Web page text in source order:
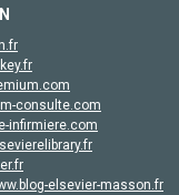
consulte.com
infirmiere.com
elsevier-masson.fr